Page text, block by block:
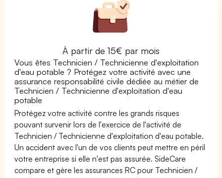
À partir de 15€ par mois
Vous êtes Technicien / Technicienne d'exploitation
d'eau potable ? Protégez votre activité avec une
assurance responsabilité civile dédiée au métier de
Technicien / Technicienne d'exploitation d'eau
potable
Protégez votre activité contre les grands risques
pouvant survenir lors de l'exercice de l'activité de
Technicien / Technicienne d'exploitation d'eau potable.
Un accident avec l'un de vos clients peut mettre en péril
votre entreprise si elle n'est pas assurée. SideCare
compare et gère les assurances RC pour Technicien /